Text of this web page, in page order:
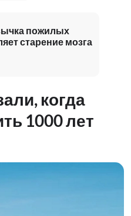
пожилых
старение мозга
когда
1000 лет